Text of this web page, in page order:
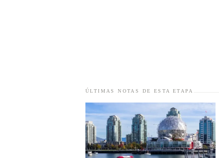
ÚLTIMAS NOTAS DE ESTA ETAPA